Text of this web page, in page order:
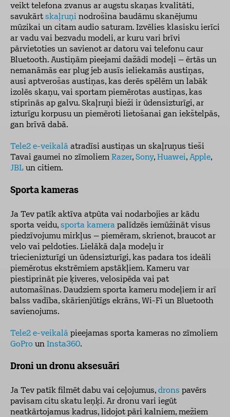
veikt telefona zvanus ar augstu skaņas kvalitāti,
savukārt skaļruņi nodrošina baudāmu skanējumu
mūzikai un citam audio saturam. Izvēlies klasisku ierīci
ar vadu vai bezvadu modeli, ar kuru vari brīvi
pārvietoties un savienot ar datoru vai telefonu caur
Bluetooth. Austiņām pieejami dažādi modeļi – ērtās un
nemanāmās ear plug jeb ausīs ieliekamās austiņas,
ausi aptverošas austiņas, kas derēs spēlēm un labāk
izolēs skaņu, vai sportam piemērotas austiņas, kas
stiprinās ap galvu. Skaļruņi bieži ir ūdensizturīgi, ar
izturīgu korpusu un piemēroti lietošanai gan iekštelpās,
gan brīvā dabā.
Tele2 e-veikalā atradīsi austiņas un skaļruņus tieši
Tavai gaumei no zīmoliem Razer, Sony, Huawei, Apple,
JBL un citiem.
Sporta kameras
Ja Tev patīk aktīva atpūta vai nodarbojies ar kādu
sporta veidu, sporta kamera palīdzēs iemūžināt visus
piedzīvojumu mirkļus – piemēram, skrienot, braucot ar
velo vai peldoties. Lielākā daļa modeļu ir
triecienizturīgi un ūdensizturīgi, kas padara tos ideāli
piemērotus ekstrēmiem apstākļiem. Kameru var
piestiprināt pie ķiveres, velosipēda vai pat
automašīnas. Daudziem sporta kameru modeļiem ir arī
balss vadība, skārienjūtīgs ekrāns, Wi-Fi un Bluetooth
savienojums.
Tele2 e-veikalā pieejamas sporta kameras no zīmoliem
GoPro un Insta360.
Droni un dronu aksesuāri
Ja Tev patīk filmēt dabu vai ceļojumus, drons pavērs
pavisam citu skatu leņķi. Ar dronu vari iegūt
neatkārtojamus kadrus, lidojot pāri kalniem, mežiem